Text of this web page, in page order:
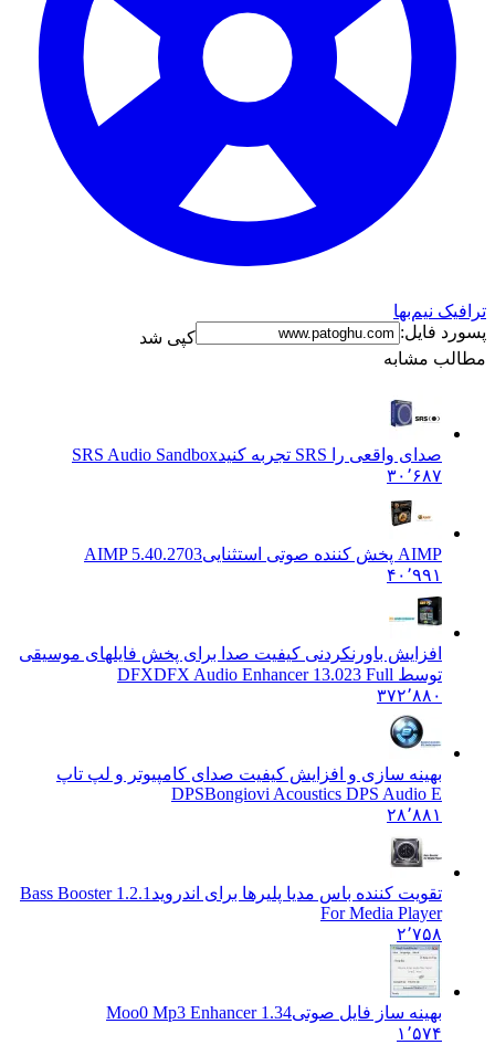
ترافیک نیم‌بها
پسورد فایل:
کپی شد
مطالب مشابه
صدای واقعی را SRS تجربه کنید
SRS Audio Sandbox
۳۰٬۶۸۷
AIMP پخش کننده صوتی استثنایی
AIMP 5.40.2703
۴۰٬۹۹۱
افزایش باورنکردنی کیفیت صدا برای پخش فایلهای موسیقی
توسط DFX DFX Audio Enhancer 13.023 Full
۳۷۲٬۸۸۰
بهینه سازی و افزایش کیفیت صدای کامپیوتر و لپ تاپ
DPSBongiovi Acoustics DPS Audio E
۲۸٬۸۸۱
تقویت کننده باس مدیا پلیرها برای اندروید
1.2.1 Bass Booster
For Media Player
۲٬۷۵۸
بهینه ساز فایل صوتیMoo0 Mp3 Enhancer 1.34
۱٬۵۷۴